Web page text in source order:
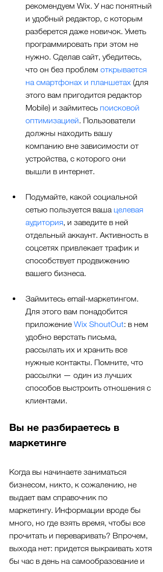
рекомендуем Wix. У нас понятный
и удобный редактор, с которым
разберется даже новичок. Уметь
программировать при этом не
нужно. Сделав сайт, убедитесь,
что он без проблем открывается
на смартфонах и планшетах (для
этого вам пригодится редактор
Mobile) и займитесь поисковой
оптимизацией. Пользователи
должны находить вашу
компанию вне зависимости от
устройства, с которого они
вышли в интернет.
Подумайте, какой социальной
сетью пользуется ваша целевая
аудитория, и заведите в ней
отдельный аккаунт. Активность в
соцсетях привлекает трафик и
способствует продвижению
вашего бизнеса.
Займитесь email-маркетингом.
Для этого вам понадобится
приложение Wix ShoutOut: в нем
удобно верстать письма,
рассылать их и хранить все
нужные контакты. Помните, что
рассылки — один из лучших
способов выстроить отношения с
клиентами.
Вы не разбираетесь в
маркетинге
Когда вы начинаете заниматься
бизнесом, никто, к сожалению, не
выдает вам справочник по
маркетингу. Информации вроде бы
много, но где взять время, чтобы все
прочитать и переваривать? Впрочем,
выхода нет: придется выкраивать хотя
бы час в день на самообразование и